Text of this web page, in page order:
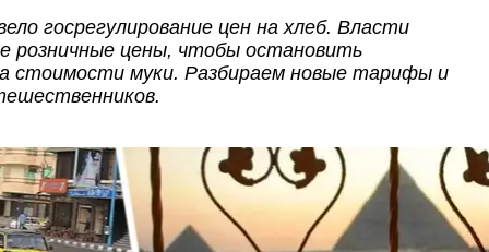
госрегулирование цен на хлеб. Власти
розничные цены, чтобы остановить
стоимости муки. Разбираем новые тарифы и